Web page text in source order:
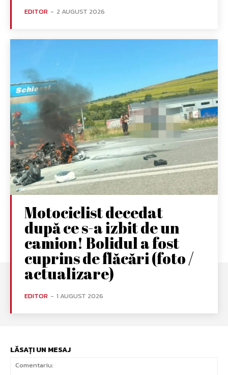
EDITOR - 2 AUGUST 2026
Motociclist decedat
după ce s-a izbit de un
camion! Bolidul a fost
cuprins de flăcări (foto /
actualizare)
EDITOR - 1 AUGUST 2026
LĂSAȚI UN MESAJ